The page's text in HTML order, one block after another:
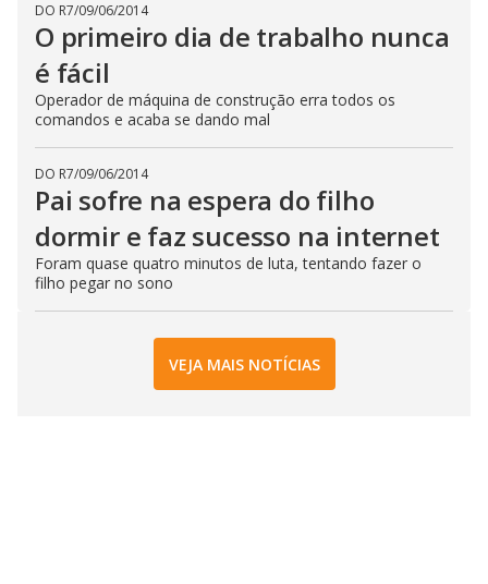
DO R7/09/06/2014
O primeiro dia de trabalho nunca
é fácil
Operador de máquina de construção erra todos os
comandos e acaba se dando mal
DO R7/09/06/2014
Pai sofre na espera do filho
dormir e faz sucesso na internet
Foram quase quatro minutos de luta, tentando fazer o
filho pegar no sono
VEJA MAIS NOTÍCIAS